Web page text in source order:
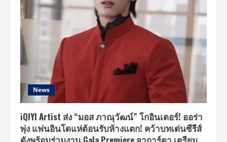
News
iQIYI Artist ส่ง “มอส ภาณุวัฒน์” โกอินเตอร์! ออร่า
พุ่ง แฟนอินโดแห่ต้อนรับห้างแตก! คว้าบทเด่นซีรีส์